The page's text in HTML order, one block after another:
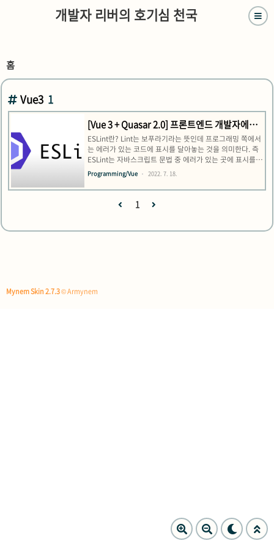
개발자 리버의 호기심 천국
홈
Vue3 1
[Vue 3 + Quasar 2.0] 프론트엔드 개발자에게
필수! ESLint + Prettier 사용하기
ESLint란? Lint는 보푸라기라는 뜻인데 프로그래밍 쪽에서
는 에러가 있는 코드에 표시를 달아놓는 것을 의미한다. 즉
ESLint는 자바스크립트 문법 중 에러가 있는 곳에 표시를
달아놓는 도구를 의미한다. 코드를 분석해 문법적인 오류나
안티 패턴을 찾아주고 일관된 코드 스타일을 유지(포맷팅)
하여 개발자가 쉽게 읽도록 코드를 만들어준다. 나는
SSAFY 1학기 프로젝트에서 ESLint를 사용했다고 생각했
는데, 사실 확장 프로그램만 설치하고 configuration 해주
ㅋㅋ 나와 같은 실수를 하지 않으려면 글에서 서술하듯 1.
Programming/Vue 2022. 7. 18.
1
Mynem Skin 2.7.3© Armynem